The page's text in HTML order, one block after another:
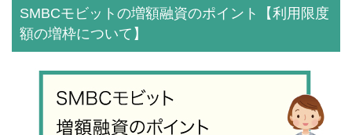
SMBCモビットの増額融資のポイント【利用限度
額の増枠について】